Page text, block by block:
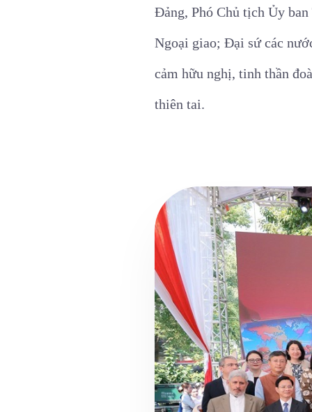
Đảng, Phó Chủ tịch Ủy
Ngoại giao; Đại sứ các
cảm hữu nghị, tinh thần
thiên tai.